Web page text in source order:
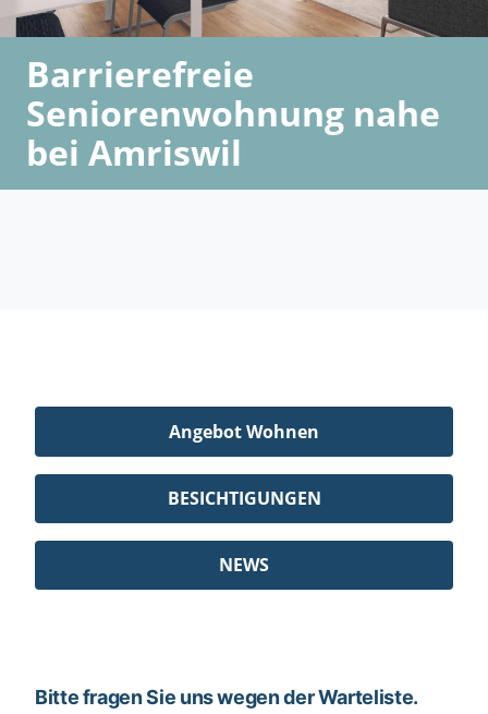
Barrierefreie
Seniorenwohnung nahe
bei Amriswil
Angebot Wohnen
BESICHTIGUNGEN
NEWS
Bitte fragen Sie uns wegen der Warteliste.